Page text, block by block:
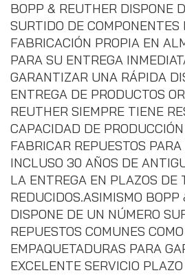
BOPP & REUTHER DISPONE
SURTIDO DE COMPONENTES
FABRICACIÓN PROPIA EN
PARA SU ENTREGA
GARANTIZAR UNA RÁPIDA
ENTREGA DE PRODUCTOS
REUTHER SIEMPRE TIENE
CAPACIDAD DE
FABRICAR REPUESTOS
INCLUSO 30 AÑOS DE
LA ENTREGA EN PLAZOS DE
REDUCIDOS.ASIMISMO BOPP
DISPONE DE UN NÚMERO
REPUESTOS COMUNES
EMPAQUETADURAS PARA
EXCELENTE SERVICIO